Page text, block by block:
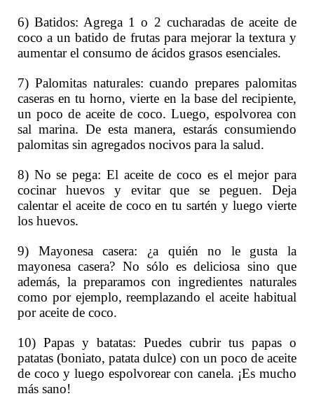
6) Batidos: Agrega 1 o 2 cucharadas de aceite de
coco a un batido de frutas para mejorar la textura y
aumentar el consumo de ácidos grasos esenciales.
7) Palomitas naturales: cuando prepares palomitas
caseras en tu horno, vierte en la base del recipiente,
un poco de aceite de coco. Luego, espolvorea con
sal marina. De esta manera, estarás consumiendo
palomitas sin agregados nocivos para la salud.
8) No se pega: El aceite de coco es el mejor para
cocinar huevos y evitar que se peguen. Deja
calentar el aceite de coco en tu sartén y luego vierte
los huevos.
9) Mayonesa casera: ¿a quién no le gusta la
mayonesa casera? No sólo es deliciosa sino que
además, la preparamos con ingredientes naturales
como por ejemplo, reemplazando el aceite habitual
por aceite de coco.
10) Papas y batatas: Puedes cubrir tus papas o
patatas (boniato, patata dulce) con un poco de aceite
de coco y luego espolvorear con canela. ¡Es mucho
más sano!